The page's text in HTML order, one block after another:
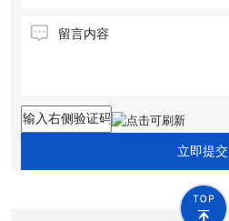
立即提交